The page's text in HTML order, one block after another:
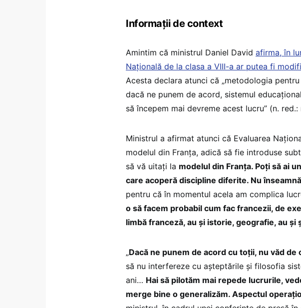
Informații de context
Amintim că ministrul Daniel David afirma, în
Națională de la clasa a VIII-a ar putea fi
Acesta declara atunci că „metodologia
dacă ne punem de acord, sistemul
să începem mai devreme acest lucru” (n.
Ministrul a afirmat atunci că Evaluarea
modelul din Franța, adică să fie introduse
să vă uitați la modelul din Franța. Poți să ai
care acoperă discipline diferite. Nu
pentru că în momentul acela am complica
o să facem probabil cum fac francezii, de
limbă franceză, au și istorie, geografie, au și
„Dacă ne punem de acord cu toții, nu văd de
să nu interfereze cu așteptările și filosofia
ani… Hai să pilotăm mai repede lucrurile,
merge bine o generalizăm. Aspectul